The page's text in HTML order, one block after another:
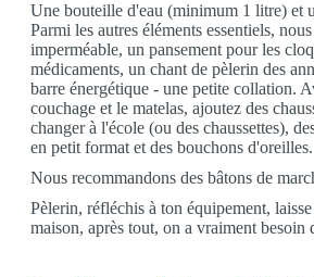
Une bouteille d'eau (minimum 1 litre) et
Parmi les autres éléments essentiels,
imperméable, un pansement pour les
médicaments, un chant de pèlerin des
barre énergétique - une petite collation.
couchage et le matelas, ajoutez des
changer à l'école (ou des chaussettes),
en petit format et des bouchons d'oreilles.
Nous recommandons des bâtons de
Pèlerin, réfléchis à ton équipement,
maison, après tout, on a vraiment besoin